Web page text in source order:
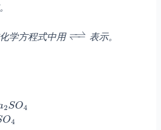
学方程式中用 表示。